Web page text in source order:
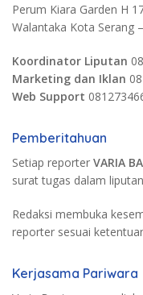
Perum Kiara Garden H
Walantaka Kota Serang
Koordinator Liputan
Marketing dan Iklan
Web Support
Pemberitahuan
Setiap reporter VARIA
surat tugas dalam
Redaksi membuka
reporter sesuai
Kerjasama Pariwara